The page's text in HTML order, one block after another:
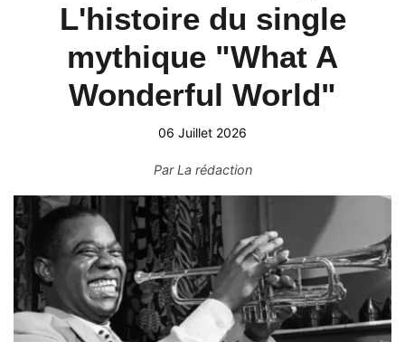
L'histoire du single
mythique "What A
Wonderful World"
06 Juillet 2026
ParLa rédaction